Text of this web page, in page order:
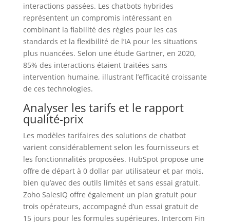
interactions passées. Les chatbots hybrides
représentent un compromis intéressant en
combinant la fiabilité des règles pour les cas
standards et la flexibilité de l’IA pour les situations
plus nuancées. Selon une étude Gartner, en 2020,
85% des interactions étaient traitées sans
intervention humaine, illustrant l’efficacité croissante
de ces technologies.
Analyser les tarifs et le rapport
qualité-prix
Les modèles tarifaires des solutions de chatbot
varient considérablement selon les fournisseurs et
les fonctionnalités proposées. HubSpot propose une
offre de départ à 0 dollar par utilisateur et par mois,
bien qu’avec des outils limités et sans essai gratuit.
Zoho SalesIQ offre également un plan gratuit pour
trois opérateurs, accompagné d’un essai gratuit de
15 jours pour les formules supérieures. Intercom Fin